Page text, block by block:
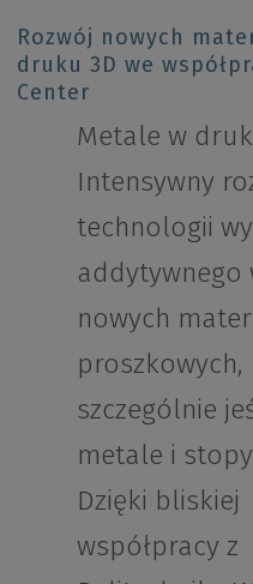
Rozwój nowych
druku 3D we
Center
Metale w
Intensywny
technologii
addytywnego
nowych
proszkowych,
szczególnie
metale i
Dzięki bliskiej
współpracy z